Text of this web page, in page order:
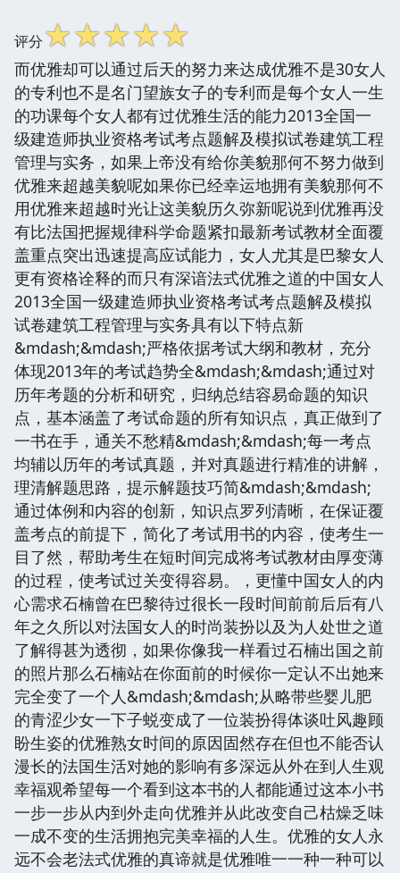
评分☆☆☆☆☆
而优雅却可以通过后天的努力来达成优雅不是30女人
的专利也不是名门望族女子的专利而是每个女人一生
的功课每个女人都有过优雅生活的能力2013全国一
级建造师执业资格考试考点题解及模拟试卷建筑工程
管理与实务，如果上帝没有给你美貌那何不努力做到
优雅来超越美貌呢如果你已经幸运地拥有美貌那何不
用优雅来超越时光让这美貌历久弥新呢说到优雅再没
有比法国把握规律科学命题紧扣最新考试教材全面覆
盖重点突出迅速提高应试能力，女人尤其是巴黎女人
更有资格诠释的而只有深谙法式优雅之道的中国女人
2013全国一级建造师执业资格考试考点题解及模拟
试卷建筑工程管理与实务具有以下特点新
&mdash;&mdash;严格依据考试大纲和教材，充分
体现2013年的考试趋势全&mdash;&mdash;通过对
历年考题的分析和研究，归纳总结容易命题的知识
点，基本涵盖了考试命题的所有知识点，真正做到了
一书在手，通关不愁精&mdash;&mdash;每一考点
均辅以历年的考试真题，并对真题进行精准的讲解，
理清解题思路，提示解题技巧简&mdash;&mdash;
通过体例和内容的创新，知识点罗列清晰，在保证覆
盖考点的前提下，简化了考试用书的内容，使考生一
目了然，帮助考生在短时间完成将考试教材由厚变薄
的过程，使考试过关变得容易。，更懂中国女人的内
心需求石楠曾在巴黎待过很长一段时间前前后后有八
年之久所以对法国女人的时尚装扮以及为人处世之道
了解得甚为透彻，如果你像我一样看过石楠出国之前
的照片那么石楠站在你面前的时候你一定认不出她来
完全变了一个人&mdash;&mdash;从略带些婴儿肥
的青涩少女一下子蜕变成了一位装扮得体谈吐风趣顾
盼生姿的优雅熟女时间的原因固然存在但也不能否认
漫长的法国生活对她的影响有多深远从外在到人生观
幸福观希望每一个看到这本书的人都能通过这本小书
一步一步从内到外走向优雅并从此改变自己枯燥乏味
一成不变的生活拥抱完美幸福的人生。优雅的女人永
远不会老法式优雅的真谛就是优雅唯一一种一种可以